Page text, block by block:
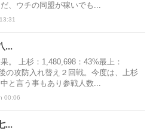
、ウチの同盟が稼いでも...
...
。 上杉：1,480,698：43%最上：
の攻防入れ替え２回戦。今度は、上杉
と言う事もあり参戦人数...
00:06
...